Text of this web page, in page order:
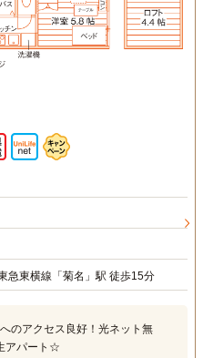
急東横線「菊名」駅 徒歩15分
のアクセス良好！光ネット無
アパート☆